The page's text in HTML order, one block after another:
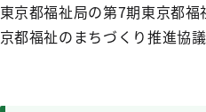
東京都福祉局の第7期東京都
京都福祉のまちづくり推進協